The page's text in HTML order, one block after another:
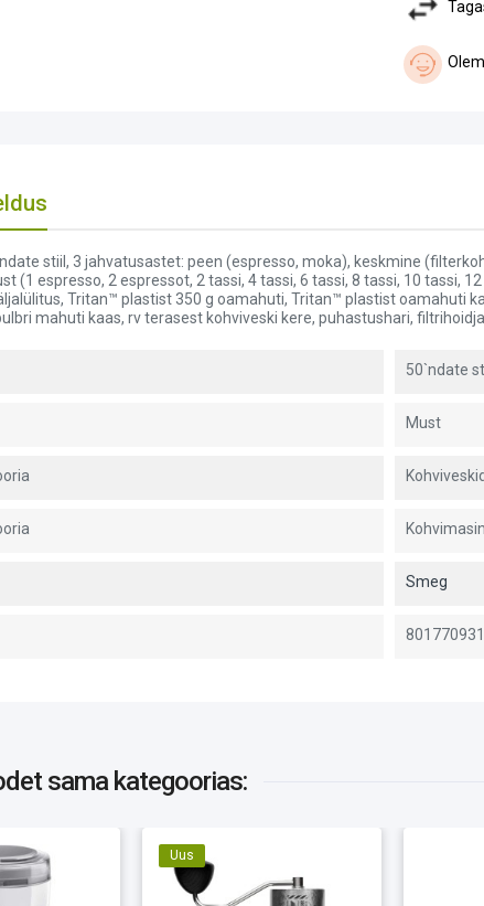
stiil, 3 jahvatusastet: peen (espresso, moka), keskmine
(1 espresso, 2 espressot, 2 tassi, 4 tassi, 6 tassi, 8 tassi, 10 tassi,
Tritan™ plastist 350 g oamahuti, Tritan™ plastist oamahuti
mahuti kaas, rv terasest kohviveski kere, puhastushari,
50`ndate
Must
Kohviveskid
Smeg
sama kategoorias:
Uus